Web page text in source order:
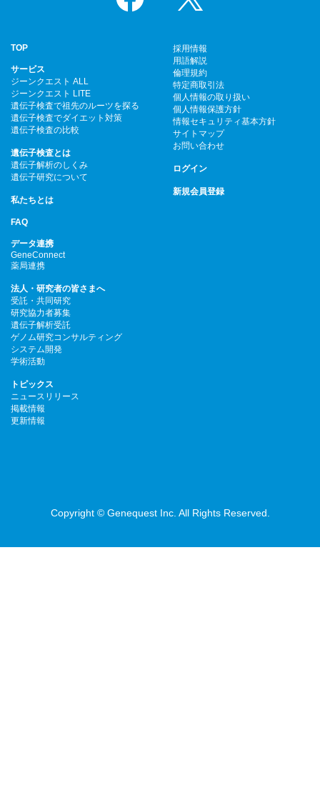
TOP
サービス
ジーンクエスト ALL
ジーンクエスト LITE
遺伝子検査で祖先のルーツを探る
遺伝子検査でダイエット対策
遺伝子検査の比較
遺伝子検査とは
遺伝子解析のしくみ
遺伝子研究について
私たちとは
FAQ
データ連携
GeneConnect
薬局連携
法人・研究者の皆さまへ
受託・共同研究
研究協力者募集
遺伝子解析受託
ゲノム研究コンサルティング
システム開発
学術活動
トピックス
ニュースリリース
掲載情報
更新情報
採用情報
用語解説
倫理規約
特定商取引法
個人情報の取り扱い
個人情報保護方針
情報セキュリティ基本方針
サイトマップ
お問い合わせ
ログイン
新規会員登録
Copyright © Genequest Inc. All Rights Reserved.